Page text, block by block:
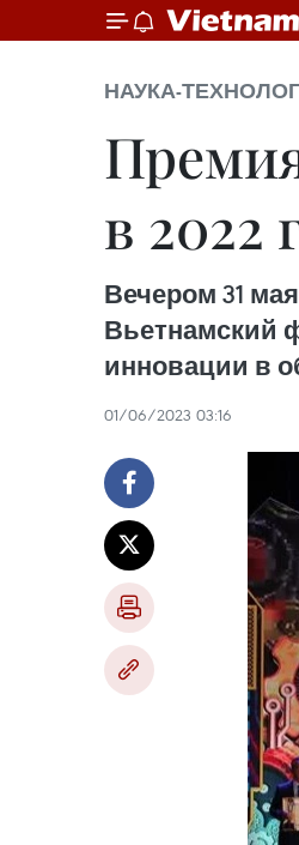
НАУКА-
в 2022
Вечером 31
Вьетнамский
инновации в
01/06/2023 03:16